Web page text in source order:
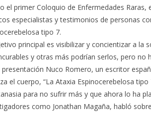
el primer Coloquio de Enfermedades
especialistas y testimonios de personas
tipo 7.
principal es visibilizar y concientizar a la
y otras más podrían serlos, pero
presentación Nuco Romero, un escritor
el cuerpo, “La Ataxia Espinocerebelosa
para no sufrir más y que ahora lo ha
como Jonathan Magaña, habló